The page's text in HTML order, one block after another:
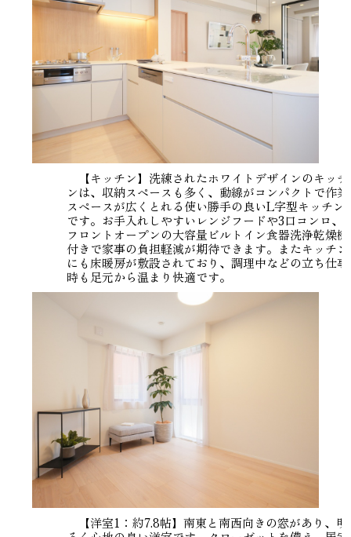
【キッチン】洗練されたホワイトデザインのキッチ
ンは、収納スペースも多く、動線がコンパクトで作業
スペースが広くとれる使い勝手の良いL字型キッチン
です。お手入れしやすいレンジフードや3口コンロ、
フロントオープンの大容量ビルトイン食器洗浄乾燥機
付きで家事の負担軽減が期待できます。またキッチン
にも床暖房が敷設されており、調理中などの立ち仕事
時も足元から温まり快適です。
【洋室1：約7.8帖】南東と南西向きの窓があり、明